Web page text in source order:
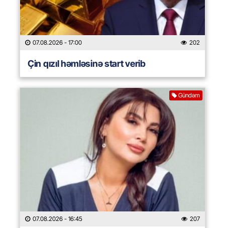
07.08.2026 - 17:00 202
Çin qızıl həmləsinə start verib
Gündəm
07.08.2026 - 16:45 207